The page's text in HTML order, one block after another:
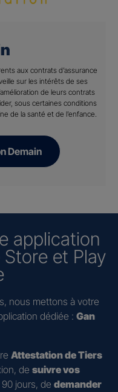
aux contrats d’assurance
sur les intérêts de ses
de leurs contrats
sous certaines conditions
de la santé et de l’enfance.
Demain
application
et Play
nous mettons à votre
dédiée : Gan
Attestation de Tiers
de suivre vos
jours, de demander